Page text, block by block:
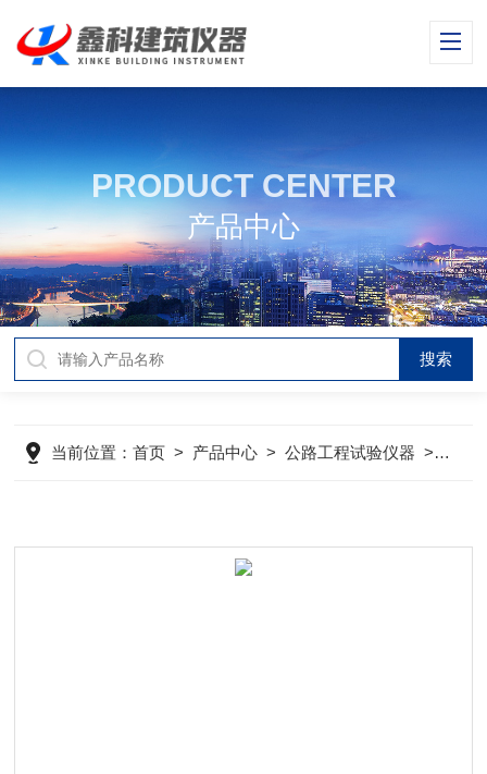
PRODUCT CENTER
产品中心
当前位置：首页 > 产品中心 >公路工程试验仪器 > 公路